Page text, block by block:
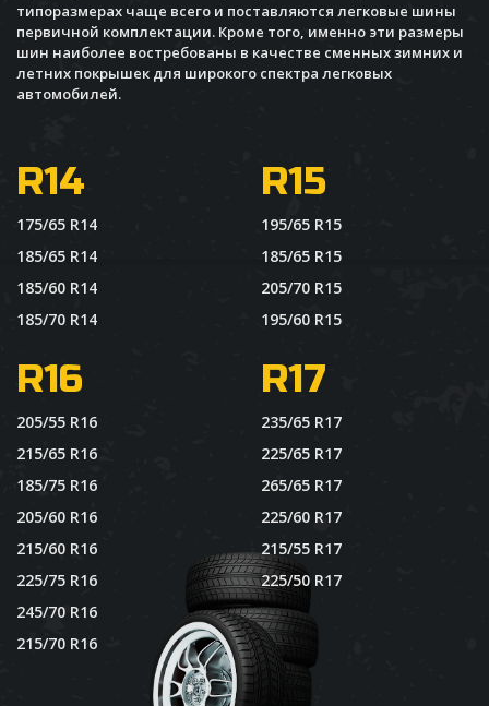
типоразмерах чаще всего и поставляются легковые шины
первичной комплектации. Кроме того, именно эти размеры
шин наиболее востребованы в качестве сменных зимних и
летних покрышек для широкого спектра легковых
автомобилей.
R14
175/65 R14
185/65 R14
185/60 R14
185/70 R14
R15
195/65 R15
185/65 R15
205/70 R15
195/60 R15
R16
205/55 R16
215/65 R16
185/75 R16
205/60 R16
215/60 R16
225/75 R16
245/70 R16
215/70 R16
R17
235/65 R17
225/65 R17
265/65 R17
225/60 R17
215/55 R17
225/50 R17